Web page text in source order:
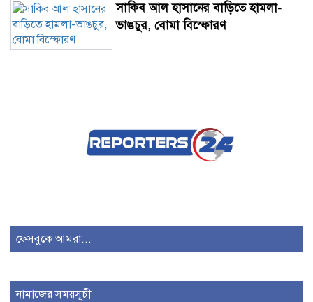
সাকিব আল হাসানের বাড়িতে হামলা-
ভাঙচুর, বোমা বিস্ফোরণ
রাজনৈতিক উত্তেজনায় শেষ পর্যন্ত কার
লাভ, আর কার ক্ষতি?
সুবর্ণচরে ১১ দলীয় ঐক্যের সমাবেশ
ফেসবুকে আমরা...
নামাজের সময়সূচী